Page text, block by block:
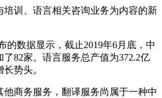
训、语言相关咨询业务为内容的新
数据显示，截止2019年6月底，中
82家。语言服务总产值为372.2亿
势头。
商务服务，翻译服务尚属于一种中